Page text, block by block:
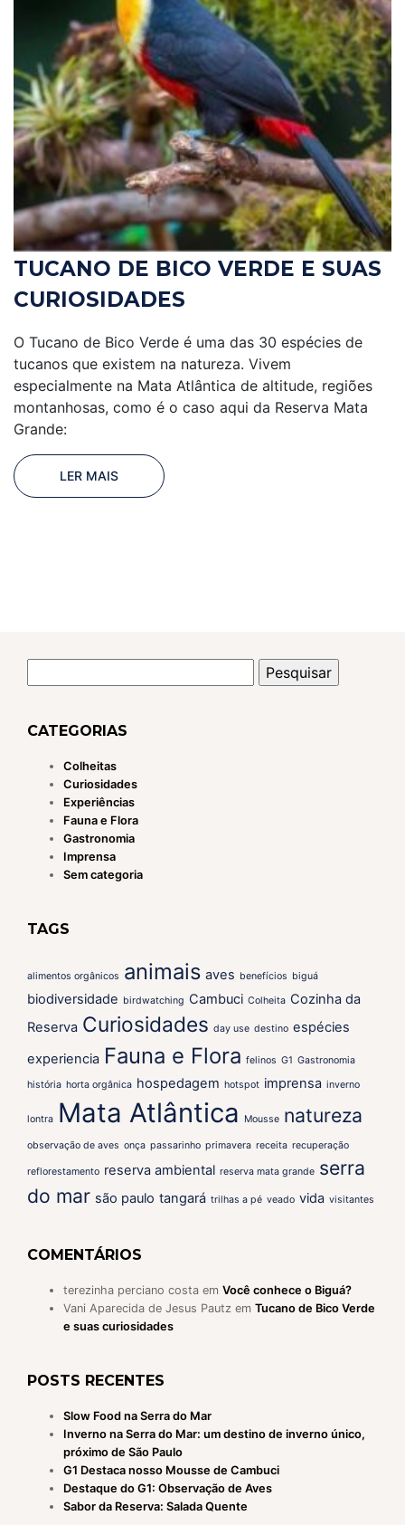
TUCANO DE BICO VERDE E SUAS
CURIOSIDADES
O Tucano de Bico Verde é uma das 30 espécies de
tucanos que existem na natureza. Vivem
especialmente na Mata Atlântica de altitude, regiões
montanhosas, como é o caso aqui da Reserva Mata
Grande:
LER MAIS
por:
CATEGORIAS
Colheitas
Curiosidades
Experiências
Fauna e Flora
Gastronomia
Imprensa
Sem categoria
TAGS
alimentos orgânicos animais aves benefícios biguá
biodiversidade birdwatching Cambuci Colheita Cozinha da
Reserva Curiosidades day use destino espécies
experiencia Fauna e Flora felinos G1 Gastronomia
história horta orgânica hospedagem hotspot imprensa inverno
lontra Mata Atlântica Mousse natureza
observação de aves onça passarinho primavera receita recuperação
reflorestamento reserva ambiental reserva mata grande serra
do mar são paulo tangará trilhas a pé veado vida visitantes
COMENTÁRIOS
terezinha perciano costa em Você conhece o Biguá?
Vani Aparecida de Jesus Pautz em Tucano de Bico Verde
e suas curiosidades
POSTS RECENTES
Slow Food na Serra do Mar
Inverno na Serra do Mar: um destino de inverno único,
próximo de São Paulo
G1 Destaca nosso Mousse de Cambuci
Destaque do G1: Observação de Aves
Sabor da Reserva: Salada Quente